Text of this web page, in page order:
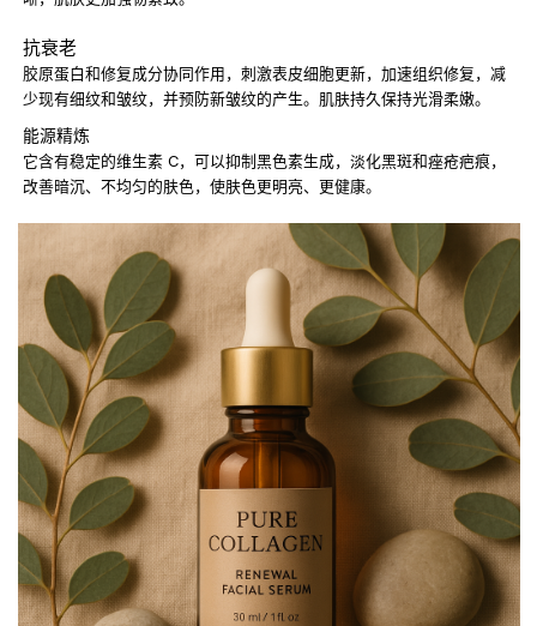
抗衰老
胶原蛋白和修复成分协同作用，刺激表皮细胞更新，加速组织修复，减
少现有细纹和皱纹，并预防新皱纹的产生。肌肤持久保持光滑柔嫩。
能源精炼
它含有稳定的维生素 C，可以抑制黑色素生成，淡化黑斑和痤疮疤痕，
改善暗沉、不均匀的肤色，使肤色更明亮、更健康。